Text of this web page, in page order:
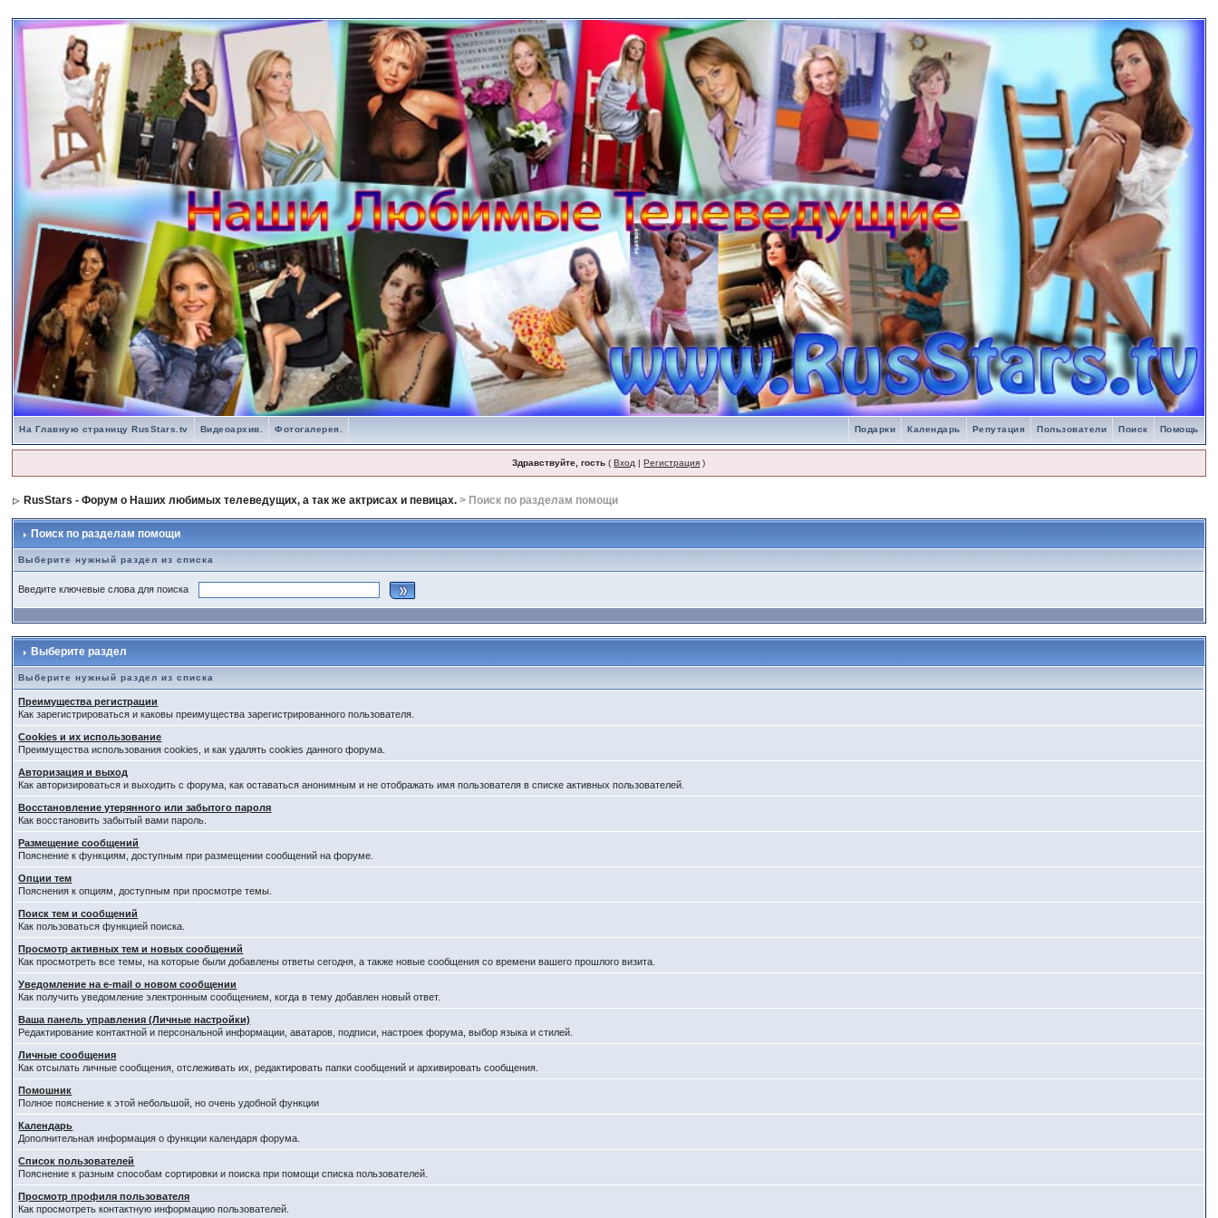
На Главную страницу RusStars.tv Помощь
Поиск
Пользователи
Репутация
Календарь
Подарки
Видеоархив. Фотогалерея.
Здравствуйте, гость (Вход |Регистрация )
RusStars - Форум о Наших любимых телеведущих, а так же актрисах и певицах. > Поиск по разделам помощи
Поиск по разделам помощи
Выберите нужный раздел из списка
Введите ключевые слова для поиска
Выберите раздел
Выберите нужный раздел из списка
Преимущества регистрации
Как зарегистрироваться и каковы преимущества зарегистрированного пользователя.
Cookies и их использование
Преимущества использования cookies, и как удалять cookies данного форума.
Авторизация и выход
Как авторизироваться и выходить с форума, как оставаться анонимным и не отображать имя пользователя в списке активных пользователей.
Восстановление утерянного или забытого пароля
Как восстановить забытый вами пароль.
Размещение сообщений
Пояснение к функциям, доступным при размещении сообщений на форуме.
Опции тем
Пояснения к опциям, доступным при просмотре темы.
Поиск тем и сообщений
Как пользоваться функцией поиска.
Просмотр активных тем и новых сообщений
Как просмотреть все темы, на которые были добавлены ответы сегодня, а также новые сообщения со времени вашего прошлого визита.
Уведомление на е-mail о новом сообщении
Как получить уведомление электронным сообщением, когда в тему добавлен новый ответ.
Ваша панель управления (Личные настройки)
Редактирование контактной и персональной информации, аватаров, подписи, настроек форума, выбор языка и стилей.
Личные сообщения
Как отсылать личные сообщения, отслеживать их, редактировать папки сообщений и архивировать сообщения.
Помошник
Полное пояснение к этой небольшой, но очень удобной функции
Календарь
Дополнительная информация о функции календаря форума.
Список пользователей
Пояснение к разным способам сортировки и поиска при помощи списка пользователей.
Просмотр профиля пользователя
Как просмотреть контактную информацию пользователей.